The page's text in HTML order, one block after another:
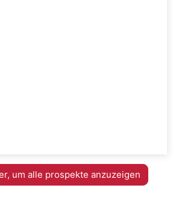
um alle prospekte anzuzeigen